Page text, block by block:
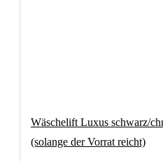
Wäschelift Luxus schwarz/
(solange der Vorrat reicht)